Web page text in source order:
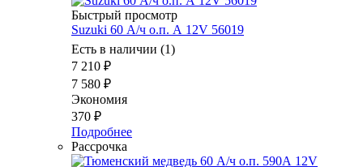
Быстрый просмотр
Suzuki 60 А/ч о.п. А 12V 56019
Есть в наличии (1)
7 210 ₽
7 580 ₽
Экономия
370 ₽
Подробнее
Рассрочка